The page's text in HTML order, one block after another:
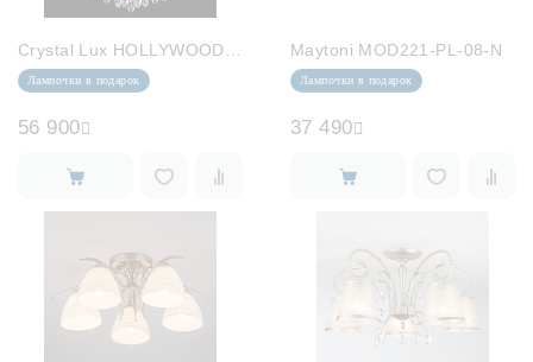
Лампочки в подарок
56 900
Maytoni MOD221-PL-08-N
Лампочки в подарок
37 490